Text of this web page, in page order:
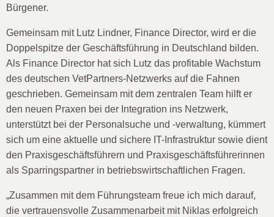
Bürgener.
Gemeinsam mit Lutz Lindner, Finance Director, wird er die
Doppelspitze der Geschäftsführung in Deutschland bilden.
Als Finance Director hat sich Lutz das profitable Wachstum
des deutschen VetPartners-Netzwerks auf die Fahnen
geschrieben. Gemeinsam mit dem zentralen Team hilft er
den neuen Praxen bei der Integration ins Netzwerk,
unterstützt bei der Personalsuche und -verwaltung, kümmert
sich um eine aktuelle und sichere IT-Infrastruktur sowie dient
den Praxisgeschäftsführern und Praxisgeschäftsführerinnen
als Sparringspartner in betriebswirtschaftlichen Fragen.
„Zusammen mit dem Führungsteam freue ich mich darauf,
die vertrauensvolle Zusammenarbeit mit Niklas erfolgreich